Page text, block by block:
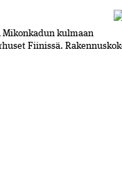
Mikonkadun kulmaan
Fiinissä.